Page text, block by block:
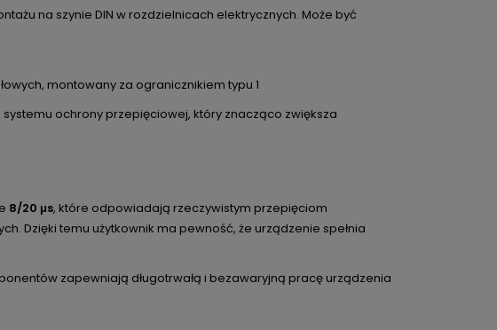
na szynie DIN w rozdzielnicach elektrycznych. Może być
montowany za ogranicznikiem typu 1
ochrony przepięciowej, który znacząco zwiększa
8/20 μs, które odpowiadają rzeczywistym przepięciom
Dzięki temu użytkownik ma pewność, że urządzenie spełnia
zapewniają długotrwałą i bezawaryjną pracę urządzenia